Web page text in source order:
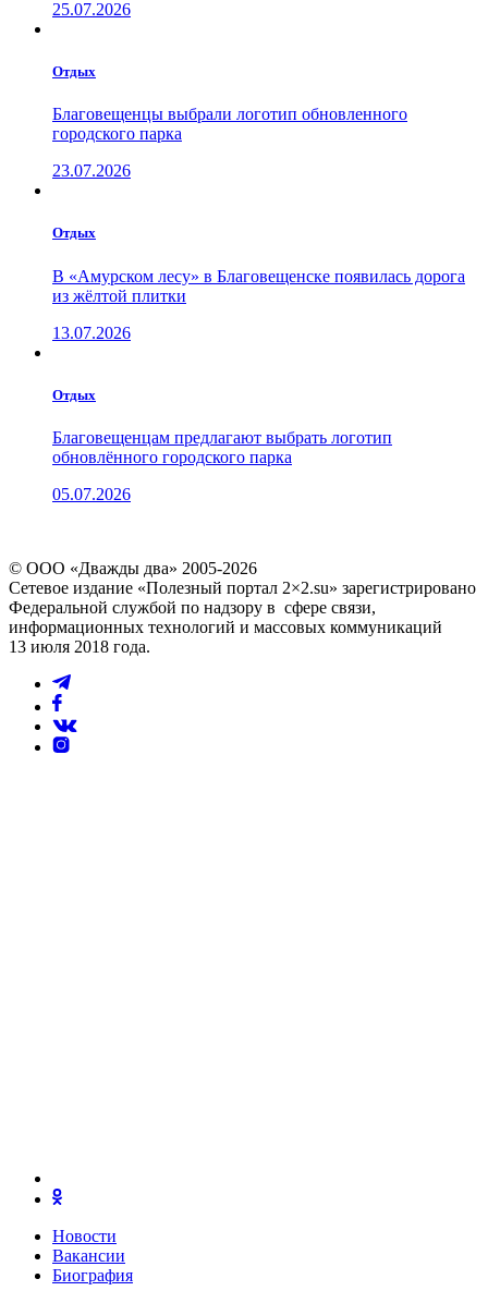
25.07.2026
Отдых
Благовещенцы выбрали логотип обновленного
городского парка
23.07.2026
Отдых
В «Амурском лесу» в Благовещенске появилась дорога
из жёлтой плитки
13.07.2026
Отдых
Благовещенцам предлагают выбрать логотип
обновлённого городского парка
05.07.2026
© ООО «Дважды два» 2005-2026
Сетевое издание «Полезный портал 2×2.su» зарегистрировано
Федеральной службой по надзору в сфере связи,
информационных технологий и массовых коммуникаций
13 июля 2018 года.
Новости
Вакансии
Биография